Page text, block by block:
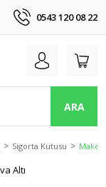
0543 120 08 22
ARA
Sigorta Kutusu Makel